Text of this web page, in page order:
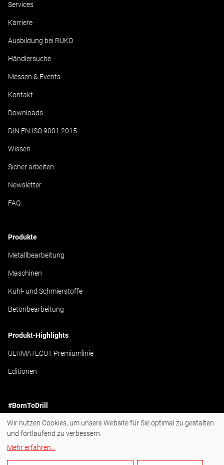
Services
Karriere
Ausbildung bei RUKO
Händlersuche
Messen & Events
Kontakt
Downloads
DIN EN ISO 9001:2015
Wissen
Sicher arbeiten
Newsletter
FAQ
Produkte
Metallbearbeitung
Maschinen
Kühl- und Schmierstoffe
Betonbearbeitung
Produkt-Highlights
ULTIMATECUT Premiumlinie
Editionen
#BornToDrill
Instagram
YouTube
Wir nutzen Cookies, um unsere Website für Sie optimal zu gestalten
und fortlaufend zu verbessern.
Mehr erfahren